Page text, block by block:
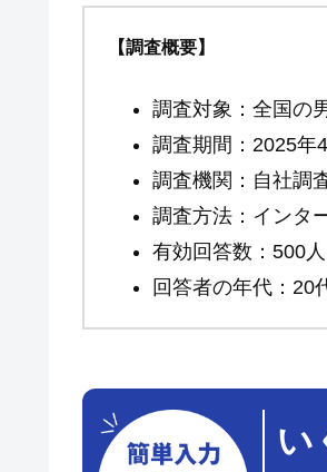
【調査概要】
調査対象：全国の
調査期間：2025年
調査機関：自社調
調査方法：インタ
有効回答数：500
回答者の年代：20
い